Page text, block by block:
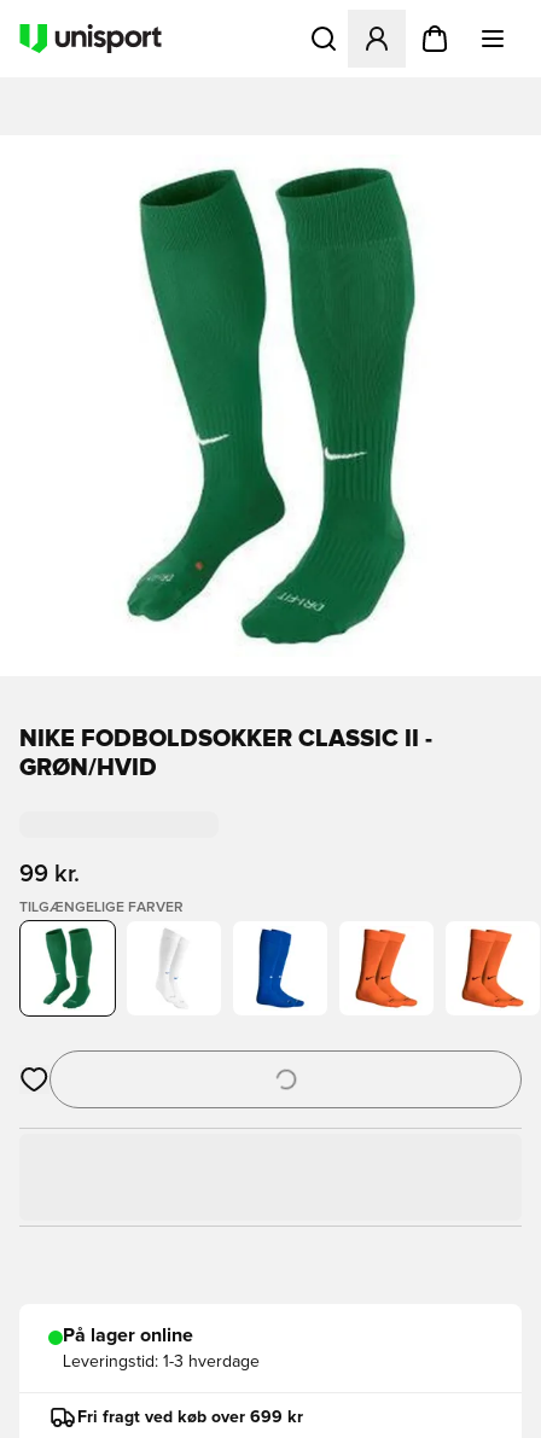
Åbner en Modal til at
NIKE FODBOLDSOKKER CLASSIC II -
GRØN/HVID
99 kr.
TILGÆNGELIGE FARVER
Åbner en Modal til at logge ind eller tilmelde dig som medlem
På lager online
Leveringstid: 1-3 hverdage
Fri fragt ved køb over 699 kr